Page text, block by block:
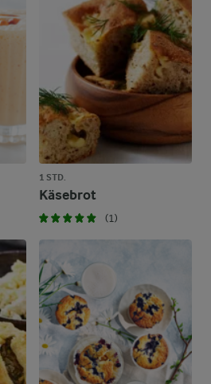
1 STD.
Käsebrot
(1)